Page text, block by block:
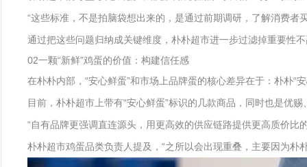
“这些标准，不是拍脑袋想出来的，是通过前期调研，了解消费
通过把这些问题归纳成关键维度，朴朴超市进一步过滤掉重要性
02一颗“新鲜”鸡蛋的价值：构建信任感
在朴朴内部，“安心鲜蛋”和市场上品牌蛋的核心差异在于：朴朴
目前，朴朴超市上带有“安心鲜蛋”标识的几款商品，同时也是优
“自有品牌更强调直连源头，用更高效的供应链路提供更高质价比
朴朴超市鸡蛋品类负责人提及，“之所以会出现重叠，主要因为